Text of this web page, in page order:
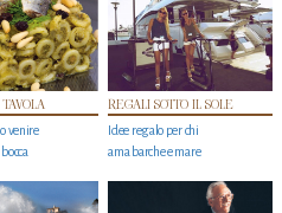
venire
REGALI SOTTO IL SOLE
Idee regalo per chi
ama barche e mare